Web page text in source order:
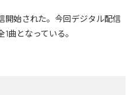
開始された。今回デジタル配信
1曲となっている。